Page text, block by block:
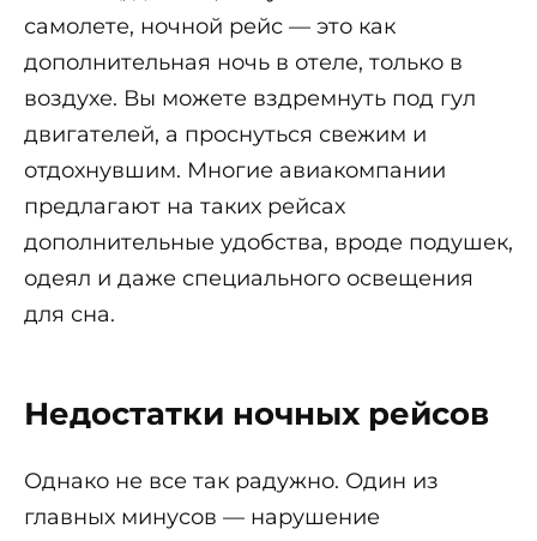
самолете, ночной рейс — это как
дополнительная ночь в отеле, только в
воздухе. Вы можете вздремнуть под гул
двигателей, а проснуться свежим и
отдохнувшим. Многие авиакомпании
предлагают на таких рейсах
дополнительные удобства, вроде подушек,
одеял и даже специального освещения
для сна.
Недостатки ночных рейсов
Однако не все так радужно. Один из
главных минусов — нарушение